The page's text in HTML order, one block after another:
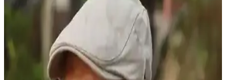
Beyaz Keten Gömleklerde Şeffaflık ve Doğru İç
Giyim Seçenekleri
Beyaz keten gömleklerin şeffaflığı, kumaş kalınlığı ve iç giyim
seçimiyle azaltılabilir. Ten rengi iç çamaşırı ve kalın dokuma
kumaşlar şeffaflığı minimize eder, stil ve kullanım amacına göre